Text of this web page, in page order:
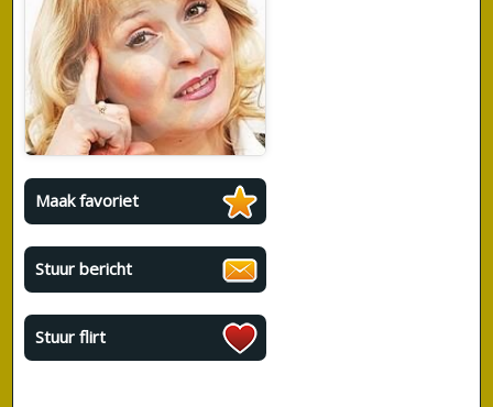
Maak favoriet
Stuur bericht
Stuur flirt